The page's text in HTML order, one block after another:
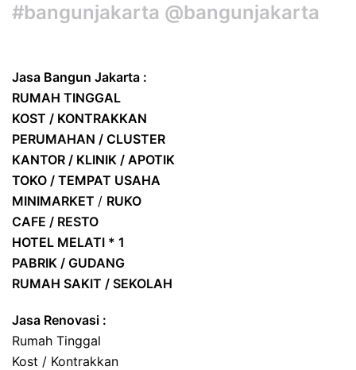
#bangunjakarta @bangunjakarta
Jasa Bangun Jakarta :
RUMAH TINGGAL
KOST / KONTRAKKAN
PERUMAHAN / CLUSTER
KANTOR / KLINIK / APOTIK
TOKO / TEMPAT USAHA
MINIMARKET / RUKO
CAFE / RESTO
HOTEL MELATI * 1
PABRIK / GUDANG
RUMAH SAKIT / SEKOLAH
Jasa Renovasi :
Rumah Tinggal
Kost / Kontrakkan